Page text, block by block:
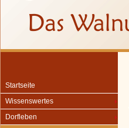
Startseite
Wissenswertes
Dorfleben